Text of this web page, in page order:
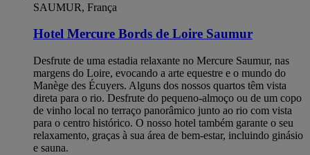
SAUMUR, França
Hotel Mercure Bords de Loire Saumur
Desfrute de uma estadia relaxante no Mercure Saumur, nas
margens do Loire, evocando a arte equestre e o mundo do
Manège des Écuyers. Alguns dos nossos quartos têm vista
direta para o rio. Desfrute do pequeno-almoço ou de um copo
de vinho local no terraço panorâmico junto ao rio com vista
para o centro histórico. O nosso hotel também garante o seu
relaxamento, graças à sua área de bem-estar, incluindo ginásio
e sauna.